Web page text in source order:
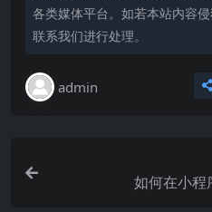
各类媒体平台。如若本站内容
联系我们进行处理。
admin
如何在小程